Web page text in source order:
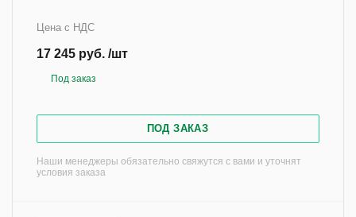
Цена с НДС
17 245 руб. /шт
Под заказ
ПОД ЗАКАЗ
Наши менеджеры обязательно свяжутся с вами и уточнят
условия заказа